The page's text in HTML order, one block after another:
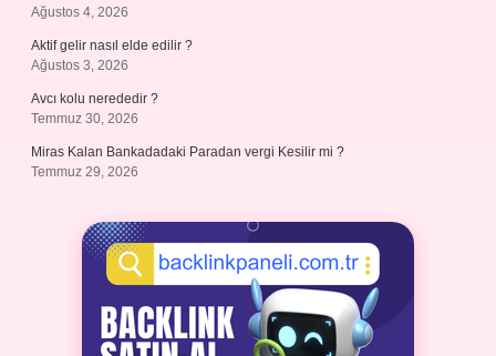
Ağustos 4, 2026
Aktif gelir nasıl elde edilir ?
Ağustos 3, 2026
Avcı kolu nerededir ?
Temmuz 30, 2026
Miras Kalan Bankadadaki Paradan vergi Kesilir mi ?
Temmuz 29, 2026